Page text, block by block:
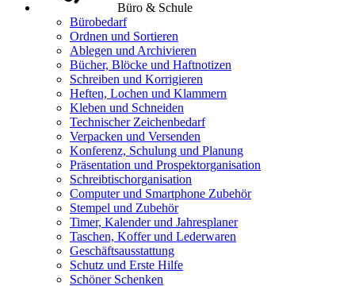
Büro & Schule
Bürobedarf
Ordnen und Sortieren
Ablegen und Archivieren
Bücher, Blöcke und Haftnotizen
Schreiben und Korrigieren
Heften, Lochen und Klammern
Kleben und Schneiden
Technischer Zeichenbedarf
Verpacken und Versenden
Konferenz, Schulung und Planung
Präsentation und Prospektorganisation
Schreibtischorganisation
Computer und Smartphone Zubehör
Stempel und Zubehör
Timer, Kalender und Jahresplaner
Taschen, Koffer und Lederwaren
Geschäftsausstattung
Schutz und Erste Hilfe
Schöner Schenken